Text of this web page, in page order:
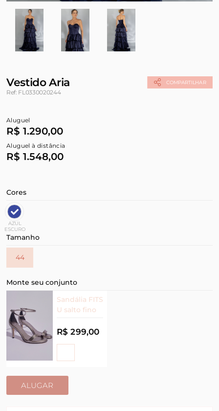
COMPARTILHAR
Vestido Aria
Ref: FL0330020244
Aluguel
R$ 1.290,00
Aluguel à distância
R$ 1.548,00
Cores
AZUL
ESCURO
Tamanho
44
Monte seu conjunto
Sandália FITS
U salto fino
R$ 299,00
ALUGAR